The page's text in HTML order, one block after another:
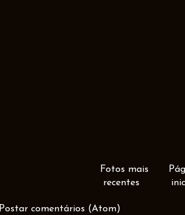
Fotos mais
recentes
Postar comentários (Atom)